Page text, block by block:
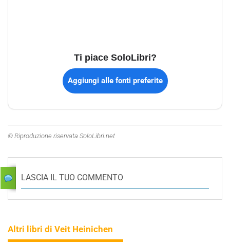
Ti piace SoloLibri?
Aggiungi alle fonti preferite
© Riproduzione riservata SoloLibri.net
LASCIA IL TUO COMMENTO
Altri libri di Veit Heinichen